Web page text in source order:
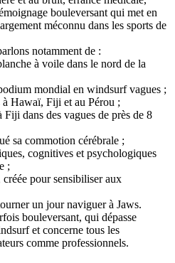
bouleversant qui met en
méconnu dans les sports de
notamment de :
à voile dans le nord de la
mondial en windsurf vagues ;
à Hawaï, Fiji et au Pérou ;
Fiji dans des vagues de près de 8
sa commotion cérébrale ;
cognitives et psychologiques
;
créée pour sensibiliser aux
un jour naviguer à Jaws.
bouleversant, qui dépasse
et concerne tous les
comme professionnels.